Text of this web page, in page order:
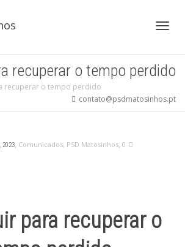
recuperar o tempo perdido
recuperar o tempo perdido
contato@psdmatosinhos.pt
2023, Comunicados, PSD Matosinhos, 0
para recuperar o